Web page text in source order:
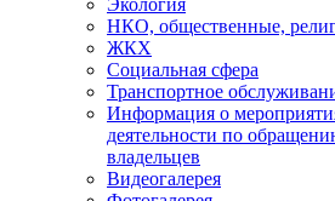
Экология
НКО, общественные,
ЖКХ
Социальная сфера
Транспортное
Информация о
деятельности по
владельцев
Видеогалерея